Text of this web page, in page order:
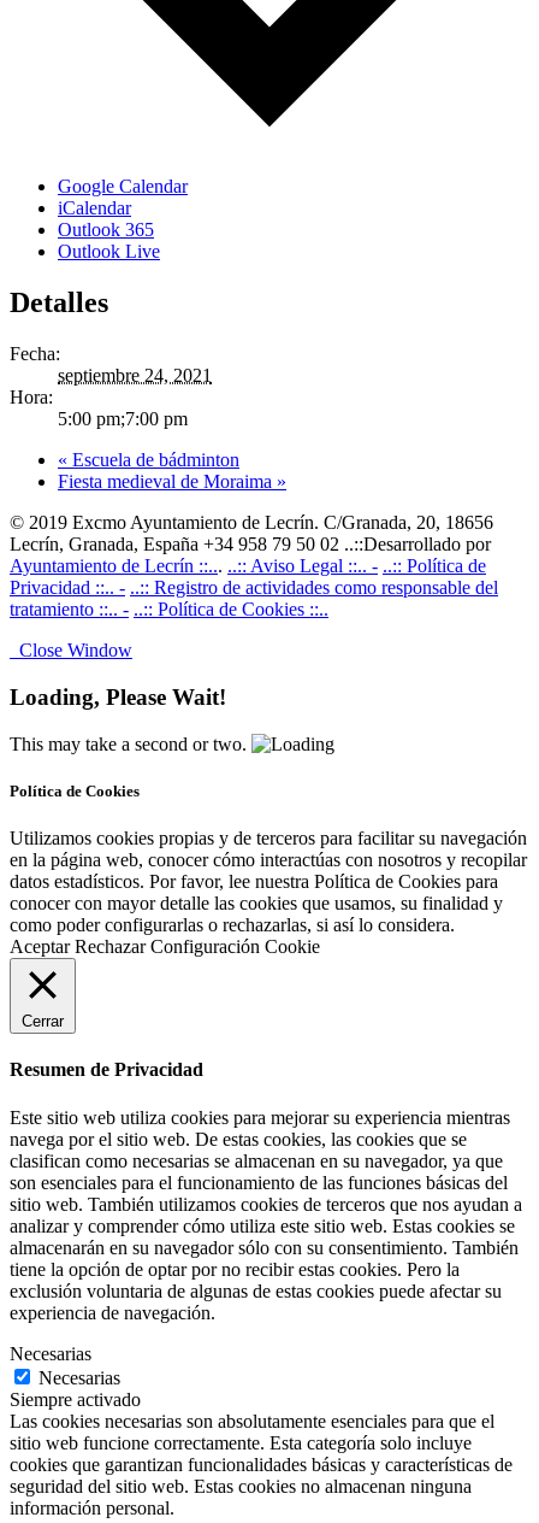
Google Calendar
iCalendar
Outlook 365
Outlook Live
Detalles
Fecha:
septiembre 24, 2021
Hora:
5:00 pm;7:00 pm
« Escuela de bádminton
Fiesta medieval de Moraima »
© 2019 Excmo Ayuntamiento de Lecrín. C/Granada, 20, 18656
Lecrín, Granada, España +34 958 79 50 02 ..::Desarrollado por
Ayuntamiento de Lecrín ::... ..:: Aviso Legal ::.. - ..:: Política de
Privacidad ::.. - ..:: Registro de actividades como responsable del
tratamiento ::.. - ..:: Política de Cookies ::..
Close Window
Loading, Please Wait!
This may take a second or two.
Política de Cookies
Utilizamos cookies propias y de terceros para facilitar su navegación
en la página web, conocer cómo interactúas con nosotros y recopilar
datos estadísticos. Por favor, lee nuestra Política de Cookies para
conocer con mayor detalle las cookies que usamos, su finalidad y
como poder configurarlas o rechazarlas, si así lo considera.
Aceptar Rechazar Configuración Cookie
Cerrar
Resumen de Privacidad
Este sitio web utiliza cookies para mejorar su experiencia mientras
navega por el sitio web. De estas cookies, las cookies que se
clasifican como necesarias se almacenan en su navegador, ya que
son esenciales para el funcionamiento de las funciones básicas del
sitio web. También utilizamos cookies de terceros que nos ayudan a
analizar y comprender cómo utiliza este sitio web. Estas cookies se
almacenarán en su navegador sólo con su consentimiento. También
tiene la opción de optar por no recibir estas cookies. Pero la
exclusión voluntaria de algunas de estas cookies puede afectar su
experiencia de navegación.
Necesarias
Necesarias
Siempre activado
Las cookies necesarias son absolutamente esenciales para que el
sitio web funcione correctamente. Esta categoría solo incluye
cookies que garantizan funcionalidades básicas y características de
seguridad del sitio web. Estas cookies no almacenan ninguna
información personal.